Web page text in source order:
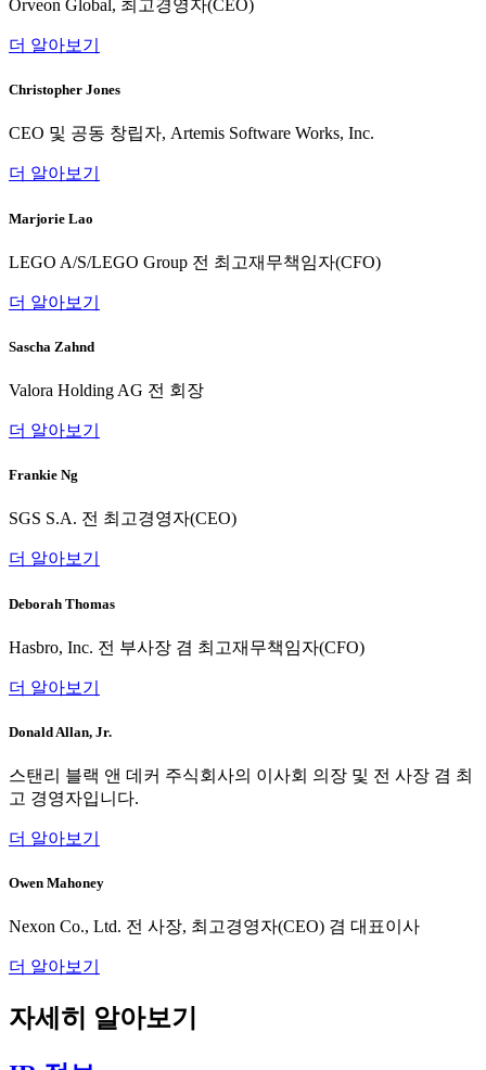
Orveon Global, 최고경영자(CEO)
더 알아보기
Christopher Jones
CEO 및 공동 창립자, Artemis Software Works, Inc.
더 알아보기
Marjorie Lao
LEGO A/S/LEGO Group 전 최고재무책임자(CFO)
더 알아보기
Sascha Zahnd
Valora Holding AG 전 회장
더 알아보기
Frankie Ng
SGS S.A. 전 최고경영자(CEO)
더 알아보기
Deborah Thomas
Hasbro, Inc. 전 부사장 겸 최고재무책임자(CFO)
더 알아보기
Donald Allan, Jr.
스탠리 블랙 앤 데커 주식회사의 이사회 의장 및 전 사장 겸 최
고 경영자입니다.
더 알아보기
Owen Mahoney
Nexon Co., Ltd. 전 사장, 최고경영자(CEO) 겸 대표이사
더 알아보기
자세히 알아보기